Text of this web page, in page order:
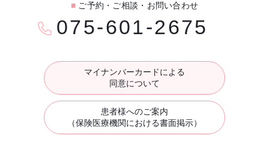
■ ご予約・ご相談・お問い合わせ
075-601-2675
マイナンバーカードによる
同意について
患者様へのご案内
（保険医療機関における書面掲示）